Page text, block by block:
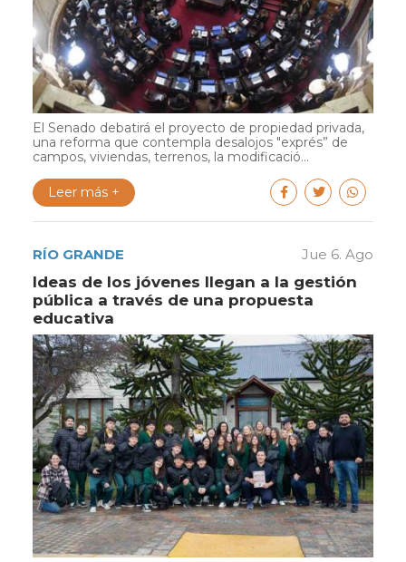
El Senado debatirá el proyecto de propiedad privada,
una reforma que contempla desalojos "exprés” de
campos, viviendas, terrenos, la modificació...
Leer más +
RÍO GRANDE Jue 6. Ago
Ideas de los jóvenes llegan a la gestión
pública a través de una propuesta
educativa